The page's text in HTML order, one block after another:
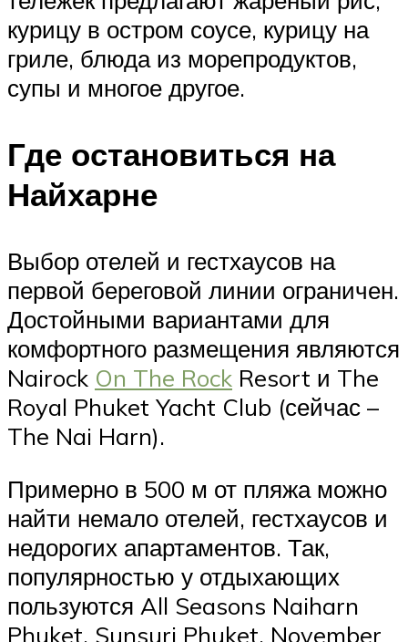
курицу в остром соусе, курицу на
гриле, блюда из морепродуктов,
супы и многое другое.
Где остановиться на
Найхарне
Выбор отелей и гестхаусов на
первой береговой линии ограничен.
Достойными вариантами для
комфортного размещения являются
Nairock On The Rock Resort и The
Royal Phuket Yacht Club (сейчас –
The Nai Harn).
Примерно в 500 м от пляжа можно
найти немало отелей, гестхаусов и
недорогих апартаментов. Так,
популярностью у отдыхающих
пользуются All Seasons Naiharn
Phuket, Sunsuri Phuket, November